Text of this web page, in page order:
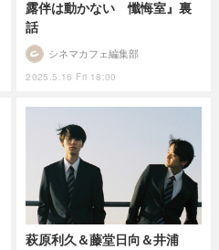
露伴は動かない 懺悔室』裏
話
2025.5.16 Fri 18:00
シネマカフェ編集部
萩原利久＆藤堂日向＆井浦